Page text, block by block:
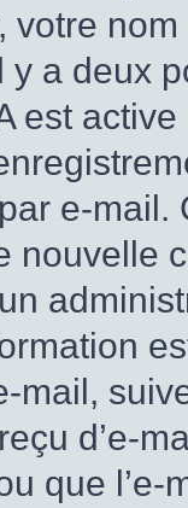
y a deux
est
e-
nouvelle
mail,
d’e-
que